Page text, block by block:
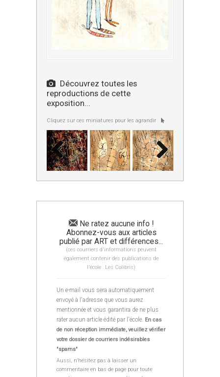
Découvrez toutes les
reproductions de cette
exposition...
Cliquez sur ces miniatures pour les agrandir
Ne ratez aucune info !
Abonnez-vous aux articles
publié par ART et différences...
(ces courriers d'informations peuvent
également contenir des publications de
l'école : Les Colibris)
Un e-mail vous sera automatiquement
envoyé à l'adresse que vous aurez
mentionnée et vous garantira de ne plus
rater aucun article édité par l'école. En cas
de non réception immédiate, veuillez vérifier
votre dossier de courriers indésirables
"spams"
Aussi, n'hésitez pas à laisser un
commentaire en bas de page pour toute